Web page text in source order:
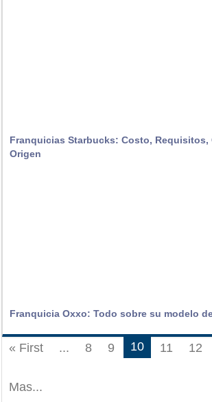
Franquicias Starbucks: Costo, Requisitos,
Origen
Franquicia Oxxo: Todo sobre su modelo
« First ... 8 9 10 11 12
Mas...